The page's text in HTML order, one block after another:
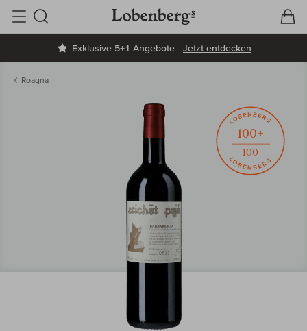
Exklusive 5+1 Angebote Jetzt entdecken
Suche
Roagna
100+
100